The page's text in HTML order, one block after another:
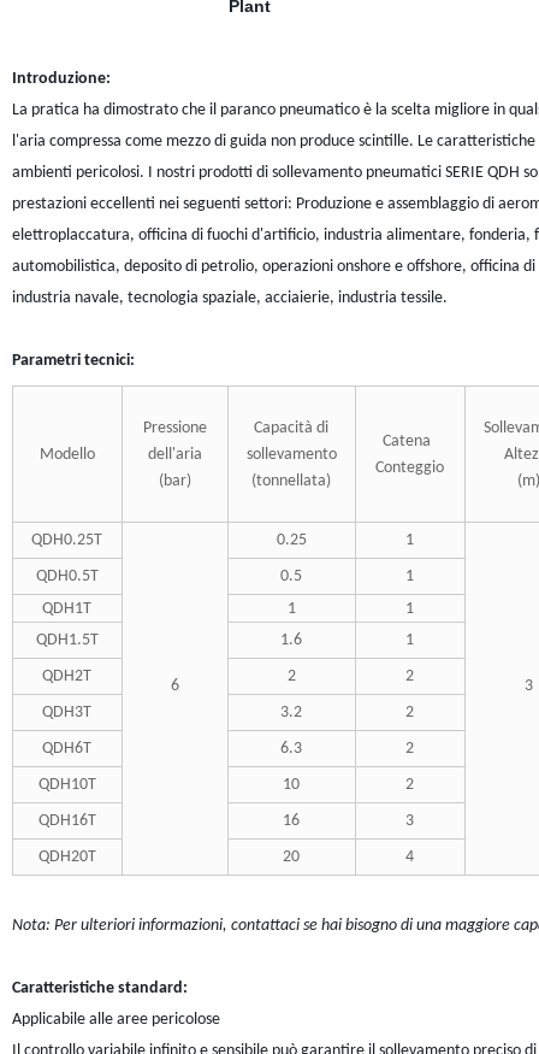
Introduzione:
La pratica ha dimostrato che il paranco pneumatico è la scelta migliore in
l'aria compressa come mezzo di guida non produce scintille. Le
ambienti pericolosi. I nostri prodotti di sollevamento pneumatici SERIE QDH
prestazioni eccellenti nei seguenti settori: Produzione e assemblaggio di
elettroplaccatura, officina di fuochi d'artificio, industria alimentare,
automobilistica, deposito di petrolio, operazioni onshore e offshore,
industria navale, tecnologia spaziale, acciaierie, industria tessile.
Parametri tecnici:
Modello
Pressione
dell'aria
(bar)
Capacità di
sollevamento
(tonnellata)
Catena
Conteggio
QDH0.25T
6
0.25 1
3
QDH0.5T 0.5
1
QDH1T
1
1
QDH1.5T
1.6
1
QDH2T
2
2
QDH3T
3.2
2
QDH6T
6.3
2
QDH10T
10
2
QDH16T
16
3
QDH20T
20 4
Nota: Per ulteriori informazioni, contattaci se hai bisogno di una maggiore
Caratteristiche standard:
Applicabile alle aree pericolose